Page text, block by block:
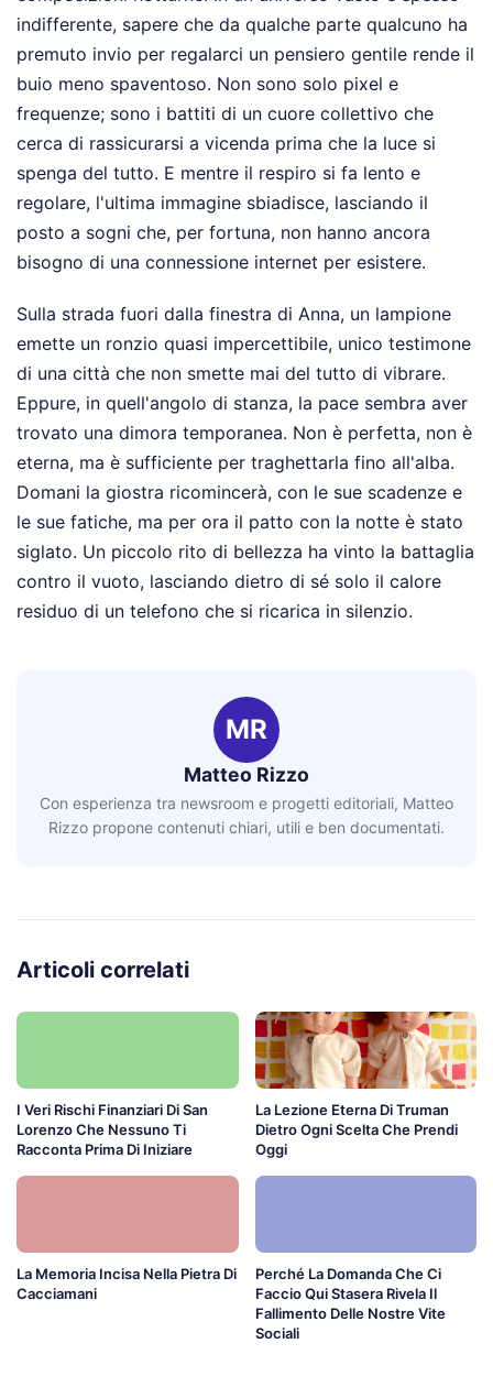
indifferente, sapere che da qualche parte qualcuno ha
premuto invio per regalarci un pensiero gentile rende il
buio meno spaventoso. Non sono solo pixel e
frequenze; sono i battiti di un cuore collettivo che
cerca di rassicurarsi a vicenda prima che la luce si
spenga del tutto. E mentre il respiro si fa lento e
regolare, l'ultima immagine sbiadisce, lasciando il
posto a sogni che, per fortuna, non hanno ancora
bisogno di una connessione internet per esistere.
Sulla strada fuori dalla finestra di Anna, un lampione
emette un ronzio quasi impercettibile, unico testimone
di una città che non smette mai del tutto di vibrare.
Eppure, in quell'angolo di stanza, la pace sembra aver
trovato una dimora temporanea. Non è perfetta, non è
eterna, ma è sufficiente per traghettarla fino all'alba.
Domani la giostra ricomincerà, con le sue scadenze e
le sue fatiche, ma per ora il patto con la notte è stato
siglato. Un piccolo rito di bellezza ha vinto la battaglia
contro il vuoto, lasciando dietro di sé solo il calore
residuo di un telefono che si ricarica in silenzio.
MR
Matteo Rizzo
Con esperienza tra newsroom e progetti editoriali, Matteo
Rizzo propone contenuti chiari, utili e ben documentati.
Articoli correlati
I Veri Rischi Finanziari Di San
Lorenzo Che Nessuno Ti
Racconta Prima Di Iniziare
La Lezione Eterna Di Truman
Dietro Ogni Scelta Che Prendi
Oggi
La Memoria Incisa Nella Pietra Di
Cacciamani
Perché La Domanda Che Ci
Faccio Qui Stasera Rivela Il
Fallimento Delle Nostre Vite
Sociali